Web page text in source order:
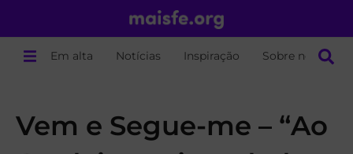
Em alta Notícias Inspiração Sobre nós
Vem e Segue-me – “Ao